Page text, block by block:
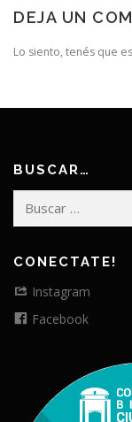
DEJA UN
Lo siento, tenés que
BUSCAR…
CONECTATE!
Instagram
Facebook